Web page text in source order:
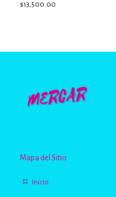
Valorado
$13,500.00
Mapa del Sitio
Inicio